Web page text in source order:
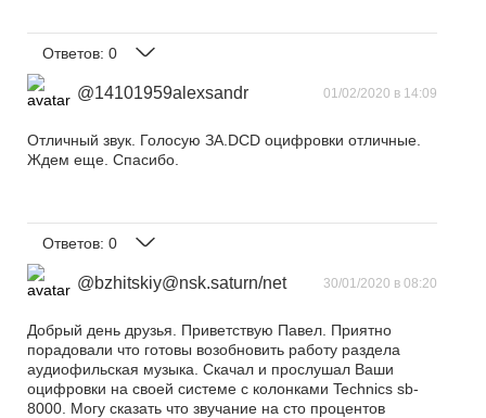
Ответов: 0
@14101959alexsandr 01/02/2020 в 14:09
Отличный звук. Голосую ЗА.DCD оцифровки отличные.
Ждем еще. Спасибо.
Ответов: 0
@bzhitskiy@nsk.saturn/net 30/01/2020 в 08:20
Добрый день друзья. Приветствую Павел. Приятно
порадовали что готовы возобновить работу раздела
аудиофильская музыка. Скачал и прослушал Ваши
оцифровки на своей системе с колонками Technics sb-
8000. Могу сказать что звучание на сто процентов